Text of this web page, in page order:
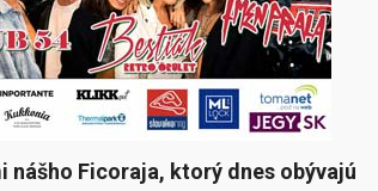
nášho Ficoraja, ktorý dnes obývajú